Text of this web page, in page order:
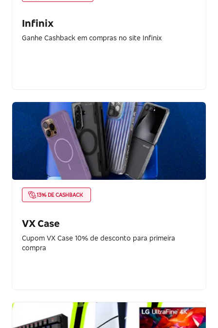
Infinix
Ganhe Cashback em compras no site Infinix
13% DE CASHBACK
VX Case
Cupom VX Case 10% de desconto para primeira
compra